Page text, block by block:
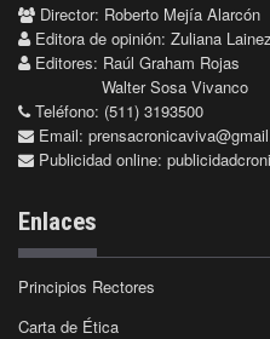
Director: Roberto Mejía Alarcón
Editora de opinión: Zuliana
Editores: Raúl Graham Rojas
Walter Sosa Vivanco
Teléfono: (511) 3193500
Email:
Publicidad online:
Enlaces
Principios Rectores
Carta de Ética